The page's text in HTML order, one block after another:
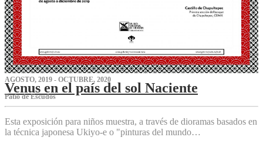
AGOSTO, 2019 - OCTUBRE, 2020
Venus en el país del sol Naciente
P‌atio de Escudos
Esta exposición para niños muestra, a través de dioramas basados en
la técnica japonesa Ukiyo-e o "pinturas del mundo…